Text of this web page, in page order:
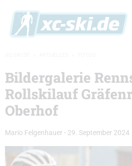
Bildergalerie
Rollskilauf
Oberhof
Mario Felgenhauer - 29. September 2024